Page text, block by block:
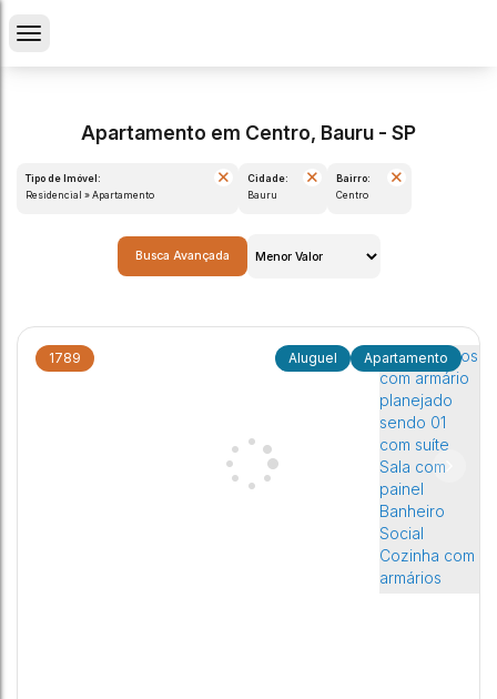
Apartamento em Centro, Bauru - SP
Tipo de Imóvel:
Residencial » Apartamento
Cidade:
Bauru
Bairro:
Centro
Busca Avançada
1789 Apartamento